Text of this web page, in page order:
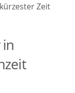
Zeit